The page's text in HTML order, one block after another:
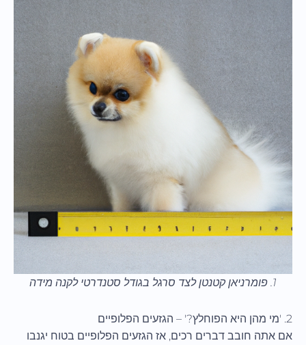
1. פומרניאן קטנטן לצד סרגל בגודל סטנדרטי לקנה מידה
2. 'מי מהן היא הפוחלץ?' – הגזעים הפלופיים
אם אתה חובב דברים רכים, אז הגזעים הפלופיים בטוח יגנבו